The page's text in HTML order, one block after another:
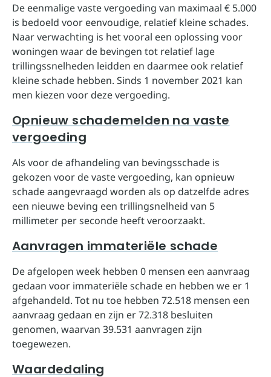
De eenmalige vaste vergoeding van maximaal € 5.000
is bedoeld voor eenvoudige, relatief kleine schades.
Naar verwachting is het vooral een oplossing voor
woningen waar de bevingen tot relatief lage
trillingssnelheden leidden en daarmee ook relatief
kleine schade hebben. Sinds 1 november 2021 kan
men kiezen voor deze vergoeding.
Opnieuw schademelden na vaste
vergoeding
Als voor de afhandeling van bevingsschade is
gekozen voor de vaste vergoeding, kan opnieuw
schade aangevraagd worden als op datzelfde adres
een nieuwe beving een trillingsnelheid van 5
millimeter per seconde heeft veroorzaakt.
Aanvragen immateriële schade
De afgelopen week hebben 0 mensen een aanvraag
gedaan voor immateriële schade en hebben we er 1
afgehandeld. Tot nu toe hebben 72.518 mensen een
aanvraag gedaan en zijn er 72.318 besluiten
genomen, waarvan 39.531 aanvragen zijn
toegewezen.
Waardedaling